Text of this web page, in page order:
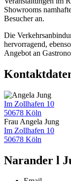
Showrooms
Besucher an.
Die
hervorragend,
Angebot an
Im Zollhafen 10
50678 Köln
Frau Angela Jung
Im Zollhafen 10
50678 Köln
Narander l